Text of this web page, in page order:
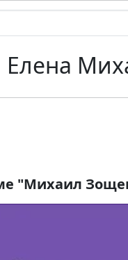
Елена
"Михаил